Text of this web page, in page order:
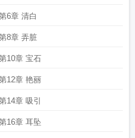
6章 清白
8章 弄脏
10章 宝石
12章 艳丽
14章 吸引
16章 耳坠